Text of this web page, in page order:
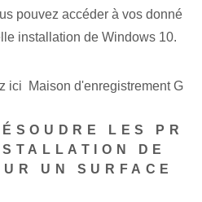
pouvez accéder à vos donné
installation de Windows 10.
ici Maison d'enregistrement G
LES PR
DE
UN SURFACE